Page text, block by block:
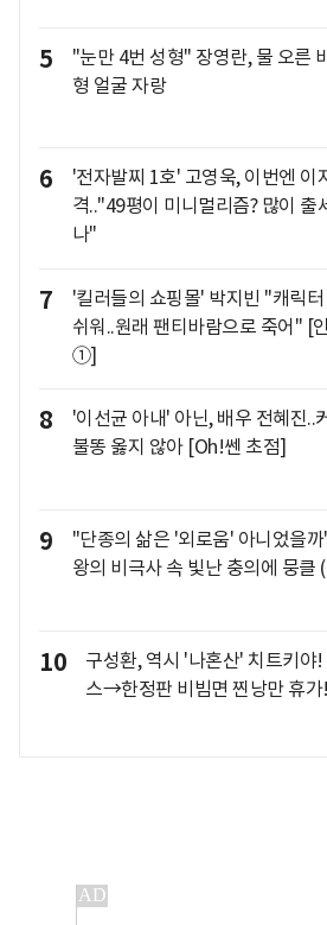
5
"눈만 4번 성형" 장영란, 물 오른
형 얼굴 자랑
6
'전자발찌 1호' 고영욱, 이번엔 이
격.."49평이 미니멀리즘? 많이 출
나"
7
'킬러들의 쇼핑몰' 박지빈 "캐릭
쉬워..원래 팬티바람으로 죽어" [
①]
8
'이선균 아내' 아닌, 배우 전혜진..
불똥 옳지 않아 [Oh!쎈 초점]
9
"단종의 삶은 '외로움' 아니었을
왕의 비극사 속 빛난 충의에 뭉클
10
구성환, 역시 '나혼산' 치트키야!
스→한정판 비빔면 찐낭만 휴